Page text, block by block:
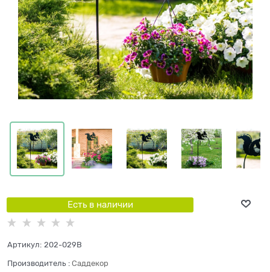
Есть в наличии
Артикул: 202-029B
Производитель : Саддекор